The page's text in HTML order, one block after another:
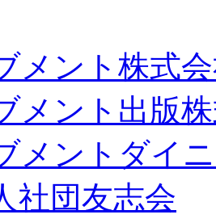
メント株式
メント出版
メントダイ
社団友志会